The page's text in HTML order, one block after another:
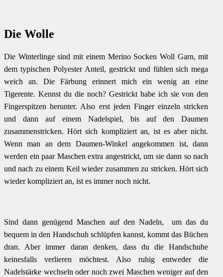
Die Wolle
Die Winterlinge sind mit einem Merino Socken Woll Garn, mit
dem typischen Polyester Anteil, gestrickt und fühlen sich mega
weich an. Die Färbung erinnert mich ein wenig an eine
Tigerente. Kennst du die noch? Gestrickt habe ich sie von den
Fingerspitzen herunter. Also erst jeden Finger einzeln stricken
und dann auf einem Nadelspiel, bis auf den Daumen
zusammenstricken. Hört sich kompliziert an, ist es aber nicht.
Wenn man an dem Daumen-Winkel angekommen ist, dann
werden ein paar Maschen extra angestrickt, um sie dann so nach
und nach zu einem Keil wieder zusammen zu stricken. Hört sich
wieder kompliziert an, ist es immer noch nicht.
Sind dann genügend Maschen auf den Nadeln, um das du
bequem in den Handschuh schlüpfen kannst, kommt das Büchen
dran. Aber immer daran denken, dass du die Handschuhe
keinesfalls verlieren möchtest. Also ruhig entweder die
Nadelstärke wechseln oder noch zwei Maschen weniger auf den